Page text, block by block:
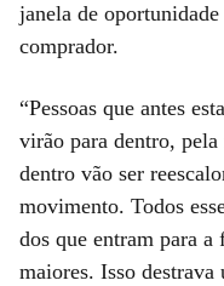
janela de
comprador.
“Pessoas que antes
virão para dentro,
dentro vão ser
movimento. Todos
dos que entram para
maiores. Isso destrava